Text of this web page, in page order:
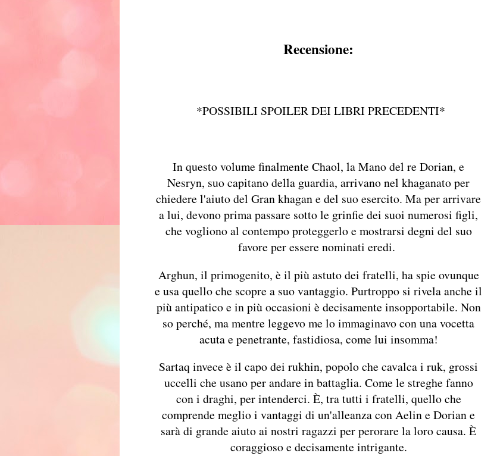
Recensione:
*POSSIBILI SPOILER DEI LIBRI PRECEDENTI*
In questo volume finalmente Chaol, la Mano del re Dorian, e
Nesryn, suo capitano della guardia, arrivano nel khaganato per
chiedere l'aiuto del Gran khagan e del suo esercito. Ma per arrivare
a lui, devono prima passare sotto le grinfie dei suoi numerosi figli,
che vogliono al contempo proteggerlo e mostrarsi degni del suo
favore per essere nominati eredi.
Arghun, il primogenito, è il più astuto dei fratelli, ha spie ovunque
e usa quello che scopre a suo vantaggio. Purtroppo si rivela anche il
più antipatico e in più occasioni è decisamente insopportabile. Non
so perché, ma mentre leggevo me lo immaginavo con una vocetta
acuta e penetrante, fastidiosa, come lui insomma!
Sartaq invece è il capo dei rukhin, popolo che cavalca i ruk, grossi
uccelli che usano per andare in battaglia. Come le streghe fanno
con i draghi, per intenderci. È, tra tutti i fratelli, quello che
comprende meglio i vantaggi di un'alleanza con Aelin e Dorian e
sarà di grande aiuto ai nostri ragazzi per perorare la loro causa. È
coraggioso e decisamente intrigante.